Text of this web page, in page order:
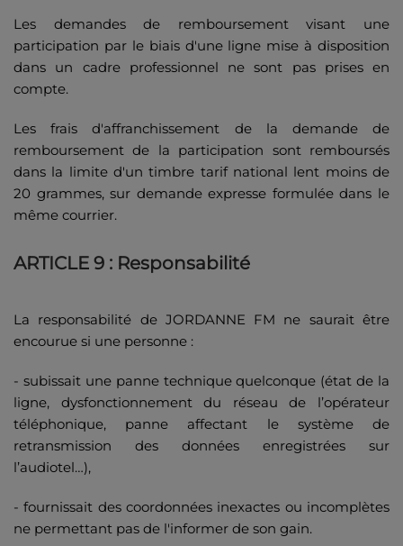
Les demandes de remboursement visant une
participation par le biais d'une ligne mise à disposition
dans un cadre professionnel ne sont pas prises en
compte.
Les frais d'affranchissement de la demande de
remboursement de la participation sont remboursés
dans la limite d'un timbre tarif national lent moins de
20 grammes, sur demande expresse formulée dans le
même courrier.
ARTICLE 9 : Responsabilité
La responsabilité de JORDANNE FM ne saurait être
encourue si une personne :
- subissait une panne technique quelconque (état de la
ligne, dysfonctionnement du réseau de l’opérateur
téléphonique, panne affectant le système de
retransmission des données enregistrées sur
l’audiotel…),
- fournissait des coordonnées inexactes ou incomplètes
ne permettant pas de l'informer de son gain.